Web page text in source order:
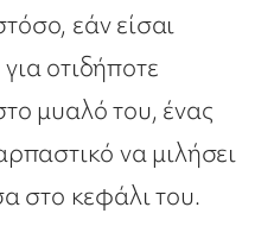
εάν είσαι
οτιδήποτε
μυαλό του, ένας
να μιλήσει
στο κεφάλι του.